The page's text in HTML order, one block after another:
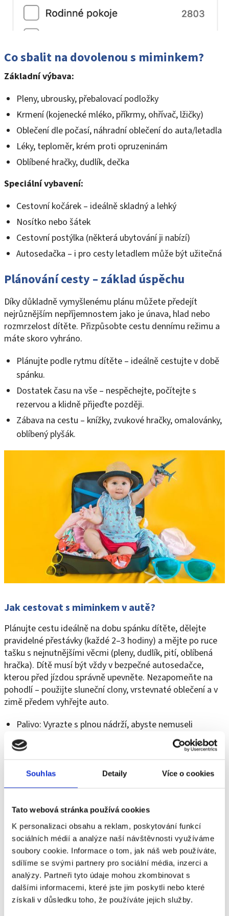
Souhlas Detaily Více o cookies
Tato webová stránka používá cookies
K personalizaci obsahu a reklam, poskytování funkcí
sociálních médií a analýze naší návštěvnosti využíváme
soubory cookie. Informace o tom, jak náš web používáte,
sdílíme se svými partnery pro sociální média, inzerci a
analýzy. Partneři tyto údaje mohou zkombinovat s
dalšími informacemi, které jste jim poskytli nebo které
získali v důsledku toho, že používáte jejich služby.
Co sbalit na dovolenou s miminkem?
Základní výbava:
Pleny, ubrousky, přebalovací podložky
Krmení (kojenecké mléko, příkrmy, ohřívač, lžičky)
Oblečení dle počasí, náhradní oblečení do auta/letadla
Léky, teploměr, krém proti opruzeninám
Oblíbené hračky, dudlík, dečka
Speciální vybavení:
Cestovní kočárek – ideálně skladný a lehký
Nosítko nebo šátek
Cestovní postýlka (některá ubytování ji nabízí)
Autosedačka – i pro cesty letadlem může být užitečná
Plánování cesty – základ úspěchu
Díky důkladně vymyšlenému plánu můžete předejít
nejrůznějším nepříjemnostem jako je únava, hlad nebo
rozmrzelost dítěte. Přizpůsobte cestu dennímu režimu a
máte skoro vyhráno.
Plánujte podle rytmu dítěte – ideálně cestujte v době
spánku.
Dostatek času na vše – nespěchejte, počítejte s
rezervou a klidně přijeďte později.
Zábava na cestu – knížky, zvukové hračky, omalovánky,
oblíbený plyšák.
Jak cestovat s miminkem v autě?
Plánujte cestu ideálně na dobu spánku dítěte, dělejte
pravidelné přestávky (každé 2–3 hodiny) a mějte po ruce
tašku s nejnutnějšími věcmi (pleny, dudlík, pití, oblíbená
hračka). Dítě musí být vždy v bezpečné autosedačce,
kterou před jízdou správně upevněte. Nezapomeňte na
pohodlí – použijte sluneční clony, vrstevnaté oblečení a v
zimě předem vyhřejte auto.
Palivo: Vyrazte s plnou nádrží, abyste nemuseli
zastavovat, když dítě spí.
Přestávky: Zastavujte každé 2–3 hodiny, aby dítě
nebylo v autosedačce příliš dlouho.
Bezpečnost: Dítě musí být vždy v řádně upevněné
autosedačce, ideálně s pomocí systému ISOFIX.
Během přestávek nezapomínejte i na protažení a vlastní
občerstvení, abyste do cíle dorazili v pořádku.
Cestování letadlem – jaké jsou podmínky při
cestě s malým dítětem?